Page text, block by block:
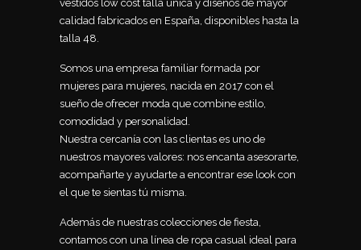
vestidos low cost talla única y diseños de mayor
calidad fabricados en España, disponibles hasta la
talla 48.
Somos una empresa familiar formada por
mujeres para mujeres, nacida en 2017 con el
sueño de ofrecer moda que combine estilo,
comodidad y personalidad.
Nuestra cercanía con las clientas es uno de
nuestros mayores valores: nos encanta asesorarte,
acompañarte y ayudarte a encontrar ese look con
el que te sientas tú misma.
Además de nuestras colecciones de fiesta,
contamos con una línea de ropa casual ideal para